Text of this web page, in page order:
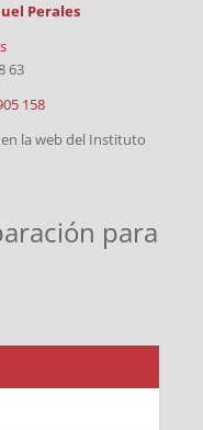
Perales
63
158
la web del Instituto
para